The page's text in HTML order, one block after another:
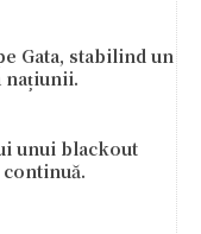
Gata, stabilind un
națiunii.
unui blackout